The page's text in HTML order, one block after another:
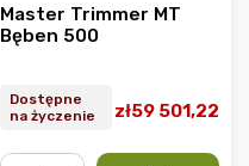
Master Trimmer MT
Bęben 500
Dostępne
na życzenie
zł59 501,22